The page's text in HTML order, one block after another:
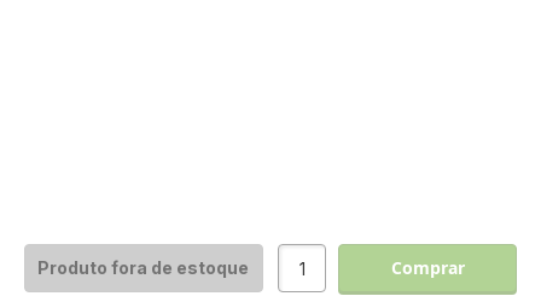
Produto fora de estoque Comprar